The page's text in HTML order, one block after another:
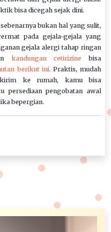
bisa dicegah sejak dini.
bukan hal yang sulit,
pada gejala-gejala yang
gejala alergi tahap ringan
kandungan cetirizine bisa
berikut ini. Praktis, mudah
ke rumah, kamu bisa
persediaan pengobatan awal
bepergian.